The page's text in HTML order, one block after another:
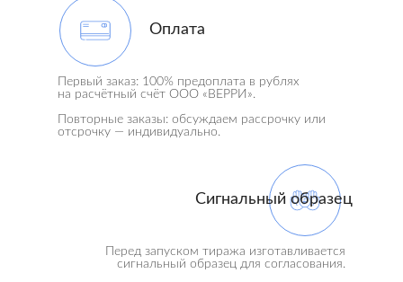
Оплата
Первый заказ: 100% предоплата в рублях
на расчётный счёт ООО «ВЕРРИ».
Повторные заказы: обсуждаем рассрочку или
отсрочку — индивидуально.
Сигнальный образец
Перед запуском тиража изготавливается
сигнальный образец для согласования.